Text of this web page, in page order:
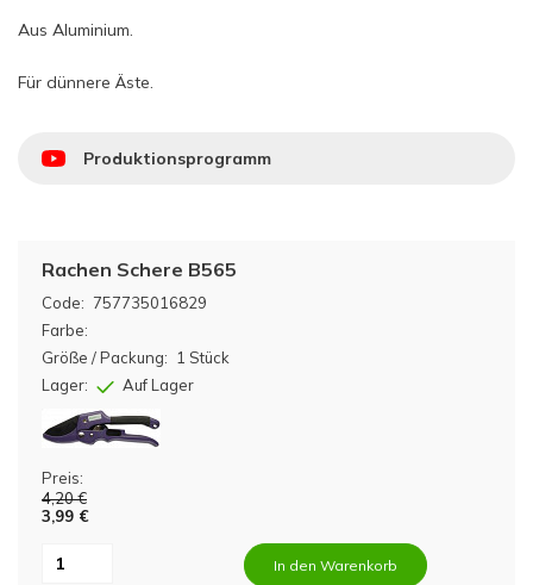
Aus Aluminium.
Für dünnere Äste.
Produktionsprogramm
Code: 757735016829
Rachen Schere B565
Farbe:
Größe / Packung:
1 Stück
Lager:
Auf Lager
Preis:
4,20 €
3,99 €
In den Warenkorb